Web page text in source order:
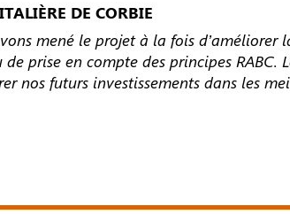
DE CORBIE
mené le projet à la fois d’améliorer
prise en compte des principes RABC.
nos futurs investissements dans les